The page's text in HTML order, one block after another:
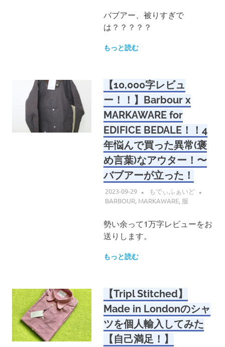
バブアー、被りすぎで
は？？？？？
もっと読む
【10,000字レビュ
ー！！】Barbour x
MARKAWARE for
EDIFICE BEDALE！！4
年悩んで買った異常(褒
め言葉)なアウター！〜
バブアーが立った！
2023-09-29
もでぃふぁいど
BARBOUR, MARKAWARE, 服
勢い余って1万字レビューをお
送りします。
もっと読む
【Tripl Stitched】
Made in Londonのシャ
ツを個人輸入してみた
【自己満足！】